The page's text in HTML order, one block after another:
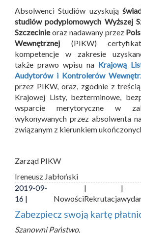
Absolwenci Studiów uzyskują
studiów podyplomowych Wyższej
Szczecinieoraz nadawany przez
Wewnętrznej (PIKW)
kompetencje w zakresie
także prawo wpisu na Krajową
Audytorów i Kontrolerów
przez PIKW, oraz, zgodnie z
Krajowej Listy, bezterminowe,
wsparcie merytoryczne w
wykonywanych przez absolwenta
związanym z kierunkiem
Zarząd PIKW
Ireneusz Jabłoński
2019-09-
16 |
Nowości
|
Rekrutacja
|
Zabezpiecz swoją kartę
Szanowni Państwo,